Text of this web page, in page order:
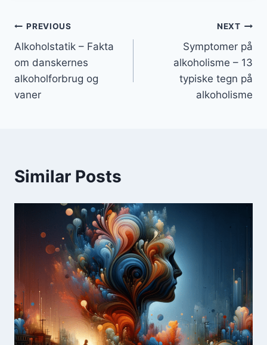
Indlægsnavigation
PREVIOUS
Alkoholstatik – Fakta
om danskernes
alkoholforbrug og
vaner
NEXT
Symptomer på
alkoholisme – 13
typiske tegn på
alkoholisme
Similar Posts